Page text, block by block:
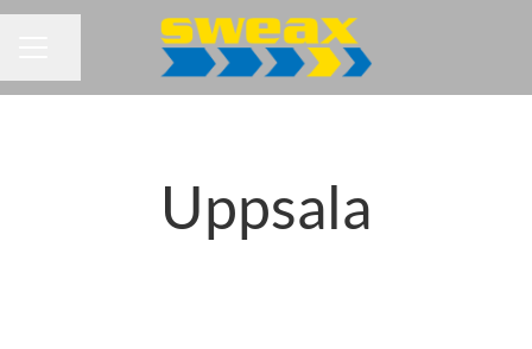
Uppsala